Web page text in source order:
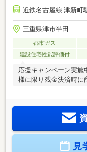
近鉄名古屋線 津新町
三重県津市半田
都市ガス
建設住宅性能評価付
応援キャンペーン実施
様に限り残金決済時に
します）長期優良住
ローンの不安な方もお
数が短い・自己資金
査から実行まで当社の
得」の営業はしませ見